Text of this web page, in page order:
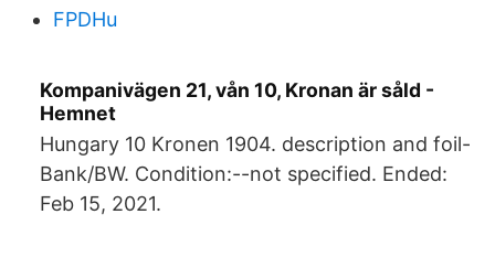
FPDHu
Kompanivägen 21, vån 10, Kronan är såld -
Hemnet
Hungary 10 Kronen 1904. description and foil-
Bank/BW. Condition:--not specified. Ended:
Feb 15, 2021.